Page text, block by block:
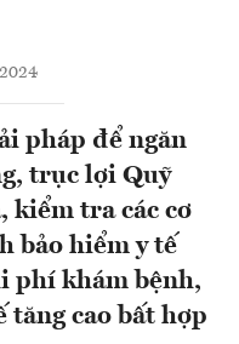
pháp để ngăn
trục lợi Quỹ
kiểm tra các cơ
bảo hiểm y tế
phí khám bệnh,
tăng cao bất hợp